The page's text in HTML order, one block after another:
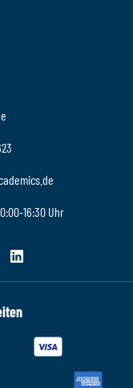
16:30 Uhr